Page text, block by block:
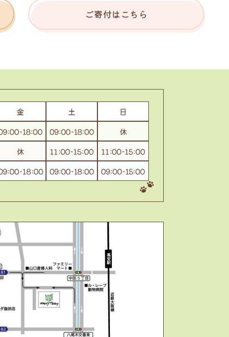
ご寄付はこちら